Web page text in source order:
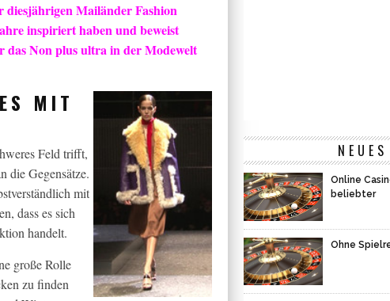
diesjährigen Mailänder Fashion
inspiriert haben und beweist
das Non plus ultra in der Modewelt
MIT
Feld trifft,
die Gegensätze.
mit
dass es sich
handelt.
große Rolle
zu finden
NEUES
Online
beliebter
Ohne